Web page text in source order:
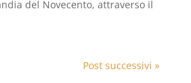
del Novecento, attraverso il
Post successivi »